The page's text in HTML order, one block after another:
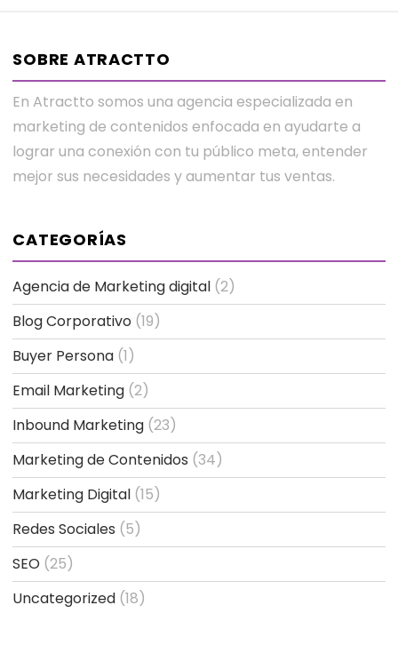
SOBRE ATRACTTO
En Atractto somos una agencia especializada en
marketing de contenidos enfocada en ayudarte a
lograr una conexión con tu público meta, entender
mejor sus necesidades y aumentar tus ventas.
CATEGORÍAS
Agencia de Marketing digital (2)
Blog Corporativo (19)
Buyer Persona (1)
Email Marketing (2)
Inbound Marketing (23)
Marketing de Contenidos (34)
Marketing Digital (15)
Redes Sociales (5)
SEO (25)
Uncategorized (18)